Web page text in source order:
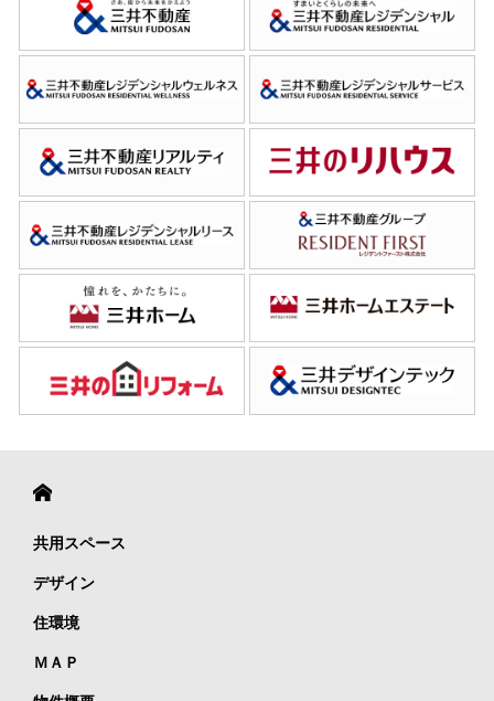
共用スペース
デザイン
住環境
ＭＡＰ